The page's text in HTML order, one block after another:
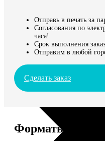
Отправь в печать за
Согласования по
часа!
Срок выполнения
Отправим в любой
Сделать заказ
Форматы и цены